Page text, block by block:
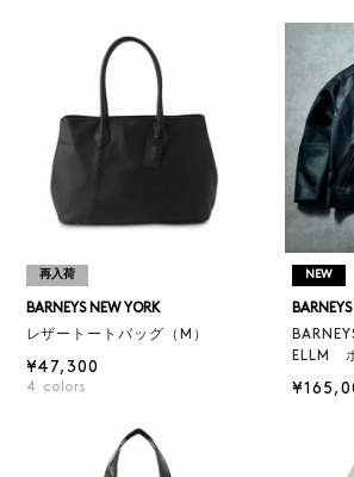
再入荷
BARNEYS NEW YORK
レザートートバッグ（M）
¥47,300
4 colors
NEW
ELLM